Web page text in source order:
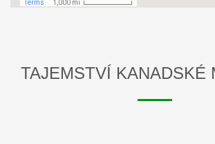
TAJEMSTVÍ KANADSKÉ